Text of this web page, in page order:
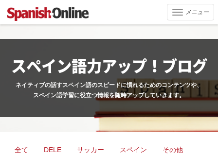
Toggle
navigation
メニュー
スペイン語力アップ！ブログ
ネイティブの話すスペイン語のスピードに慣れるためのコンテンツや、
スペイン語学習に役立つ情報を随時アップしていきます。
全て DELE サッカー スペイン その他